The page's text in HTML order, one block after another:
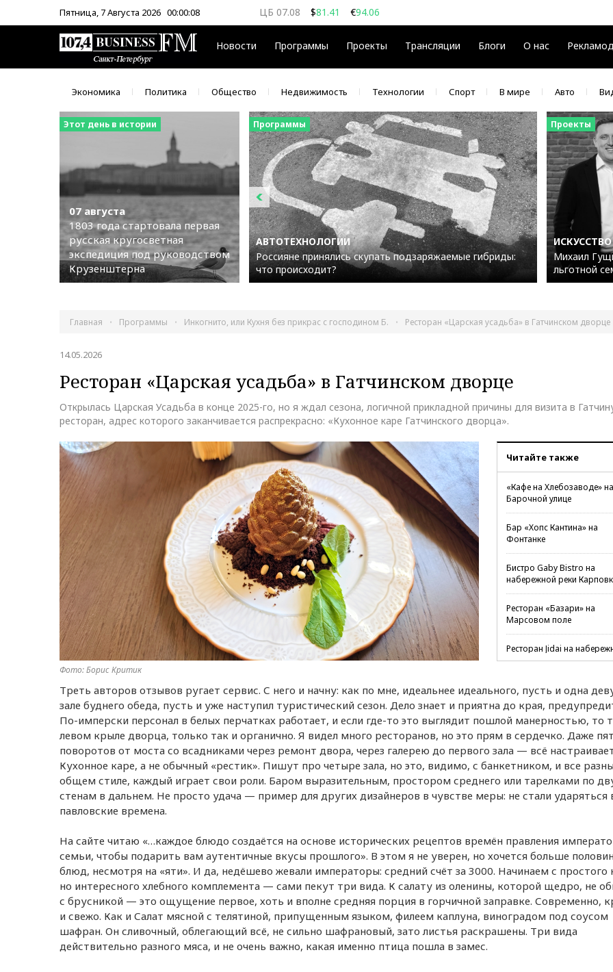
Новости Программы Проекты Трансляции Блоги О нас
Пятница, 7 Августа 2026 00:00:10 ЦБ 07.08 $81.41 €94.06
ММВБ 07.08 $ €
Экономика Политика Общество Недвижимость Технологии Спорт В мире Авто
Этот день в истории
07 августа
1803 года стартовала первая
русская кругосветная
экспедиция под руководством
Крузенштерна
Программы
АВТОТЕХНОЛОГИИ
Россияне принялись скупать подзаряжаемые гибриды:
что происходит?
Проекты
Михаил
льготной
Главная Программы Инкогнито, или Кухня без прикрас с господином Б. Ресторан «Царская усадьба» в Гатчинском дворце
14.05.2026
Ресторан «Царская усадьба» в Гатчинском дворце
Открылась Царская Усадьба в конце 2025-го, но я ждал сезона, логичной прикладной причины для визита в
ресторан, адрес которого заканчивается распрекрасно: «Кухонное каре Гатчинского дворца».
Фото: Борис Критик
Читайте также
«Кафе на Хлебозаводе» на
Барочной улице
Бар «Хопс Кантина» на
Фонтанке
Бистро Gaby Bistro на
набережной реки
Ресторан «Базари» на
Марсовом поле
Ресторан Jidai на
Адмирала Лазарева
Треть авторов отзывов ругает сервис. С него и начну: как по мне, идеальнее идеального, пусть и одна
зале буднего обеда, пусть и уже наступил туристический сезон. Дело знает и приятна до края,
По-имперски персонал в белых перчатках работает, и если где-то это выглядит пошлой манерностью, то
левом крыле дворца, только так и органично. Я видел много ресторанов, но это прям в сердечко. Даже
поворотов от моста со всадниками через ремонт двора, через галерею до первого зала — всё
Кухонное каре, а не обычный «рестик». Пишут про четыре зала, но это, видимо, с банкетником, и все
общем стиле, каждый играет свои роли. Баром выразительным, простором среднего или тарелками по
стенам в дальнем. Не просто удача — пример для других дизайнеров в чувстве меры: не стали ударяться
павловские времена.
На сайте читаю «…каждое блюдо создаётся на основе исторических рецептов времён правления
семьи, чтобы подарить вам аутентичные вкусы прошлого». В этом я не уверен, но хочется больше
блюд, несмотря на «яти». И да, недёшево жевали императоры: средний счёт за 3000. Начинаем с простого
но интересного хлебного комплемента — сами пекут три вида. К салату из оленины, которой щедро, не
с брусникой — это ощущение первое, хоть и вполне средняя порция в горчичной заправке. Современно,
и свежо. Как и Салат мясной с телятиной, припущенным языком, филеем каплуна, виноградом под соусом
шафран. Он сливочный, облегающий всё, не сильно шафрановый, зато листья раскрашены. Три вида
действительно разного мяса, и не очень важно, какая именно птица пошла в замес.